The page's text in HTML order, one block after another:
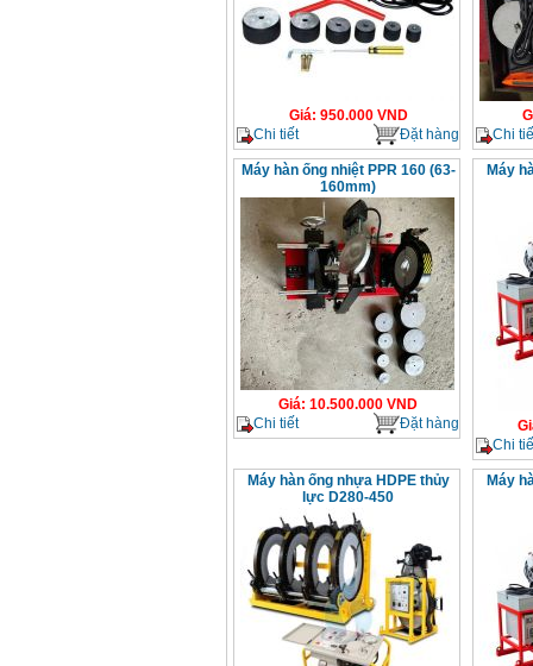
Giá: 950.000VND
Chi tiết
Đặt hàng
Chi
Máy hàn ống nhiệt PPR 160 (63-
160mm)
Giá: 10.500.000 VND
Chi tiết
Đặt hàng
Máy
Chi
Máy hàn ống nhựa HDPE thủy
lực D280-450
Máy